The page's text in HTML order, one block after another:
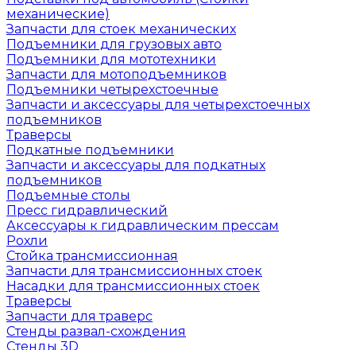
механические)
Запчасти для стоек механических
Подъемники для грузовых авто
Подъемники для мототехники
Запчасти для мотоподъемников
Подъемники четырехстоечные
Запчасти и аксессуары для четырехстоечных
подъемников
Траверсы
Подкатные подъемники
Запчасти и аксессуары для подкатных
подъемников
Подъемные столы
Пресс гидравлический
Аксессуары к гидравлическим прессам
Рохли
Стойка трансмиссионная
Запчасти для трансмиссионных стоек
Насадки для трансмиссионных стоек
Траверсы
Запчасти для траверс
Стенды развал-схождения
Стенды 3D